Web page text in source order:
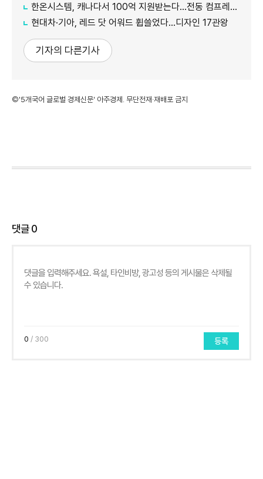
한온시스템, 캐나다서 100억 지원받는다…전동 컴프레서 생산↑
현대차·기아, 레드 닷 어워드 휩쓸었다…디자인 17관왕
기자의 다른기사
©'5개국어 글로벌 경제신문' 아주경제. 무단전재·재배포 금지
댓글0
0 / 300 등록